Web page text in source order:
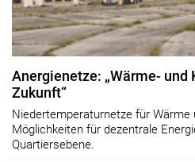
Anergienetze: „Wärme- und
Zukunft“
Niedertemperaturnetze für Wärme
Möglichkeiten für dezentrale
Quartiersebene.